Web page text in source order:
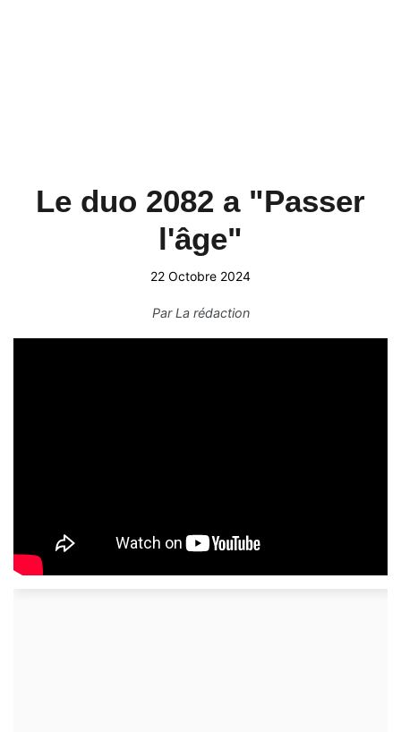
Le duo 2082 a "Passer
l'âge"
22 Octobre 2024
ParLa rédaction